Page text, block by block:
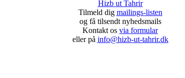
Hizb ut Tahrir
Tilmeld dig mailings-listen
og få tilsendt nyhedsmails
Kontakt os via formular
eller på info@hizb-ut-tahrir.dk